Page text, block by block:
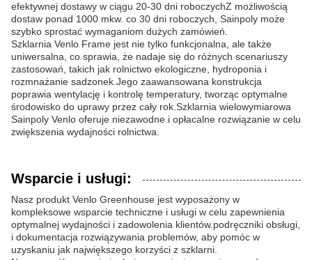
efektywnej dostawy w ciągu 20-30 dni roboczychZ możliwością
dostaw ponad 1000 mkw. co 30 dni roboczych, Sainpoly może
szybko sprostać wymaganiom dużych zamówień.
Szklarnia Venlo Frame jest nie tylko funkcjonalna, ale także
uniwersalna, co sprawia, że nadaje się do różnych scenariuszy
zastosowań, takich jak rolnictwo ekologiczne, hydroponia i
rozmnażanie sadzonek.Jego zaawansowana konstrukcja
poprawia wentylację i kontrolę temperatury, tworząc optymalne
środowisko do uprawy przez cały rok.Szklarnia wielowymiarowa
Sainpoly Venlo oferuje niezawodne i opłacalne rozwiązanie w celu
zwiększenia wydajności rolnictwa.
Wsparcie i usługi:
Nasz produkt Venlo Greenhouse jest wyposażony w
kompleksowe wsparcie techniczne i usługi w celu zapewnienia
optymalnej wydajności i zadowolenia klientów.podręczniki obsługi,
i dokumentacja rozwiązywania problemów, aby pomóc w
uzyskaniu jak największego korzyści z szklarni.